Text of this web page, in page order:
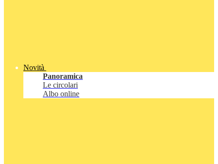
Novità
Panoramica
Le circolari
Albo online